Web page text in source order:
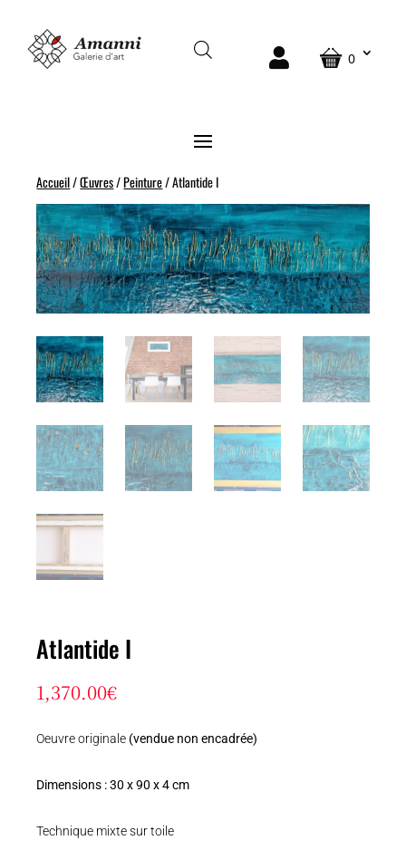
0
Accueil/Œuvres/Peinture/ Atlantide I
Atlantide I
1,370.00€
Oeuvre originale (vendue non encadrée)
Dimensions : 30 x 90 x 4 cm
Technique mixte sur toile